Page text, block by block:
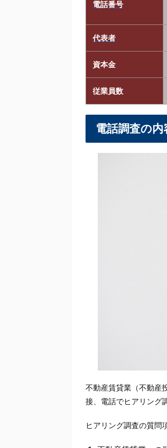
電話番号
代表者
資本金
従業員数
電話調査の内
不動産賃貸業（不動産
接、電話でヒアリング
ヒアリング調査の質問